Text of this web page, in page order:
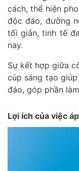
cách, thể hiện
độc đáo, đường
tối giản, tinh tế
nay.
Sự kết hợp giữa
cúp sáng tạo
đáo, góp phần
Lợi ích của việc